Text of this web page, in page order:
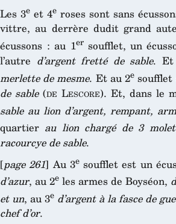
Les 3e et 4e roses sont sans
vittre, au derrère dudit grand
écussons : au 1ersoufflet, un
l’autre d’argent fretté de sable. Et
merlette de mesme. Et au 2e soufflet
de sable(de Lescore). Et, dans le
sable au lion d’argent, rempant,
quartier au lion chargé de 3
racourcye de sable.
[page 261] Au 3esoufflet est un
d’azur, au 2e les armes de Boyséon,
et un, au 3e d’argent à la fasce de
chef d’or.